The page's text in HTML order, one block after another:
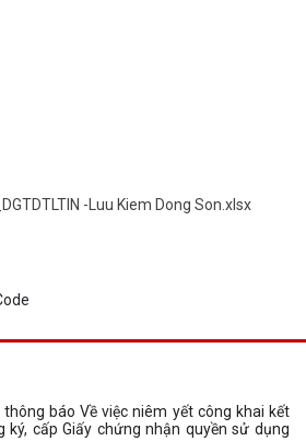
-Luu Kiem Dong Son.xlsx
thông báo Về việc niêm yết công khai kết
cấp Giấy chứng nhận quyền sử dụng